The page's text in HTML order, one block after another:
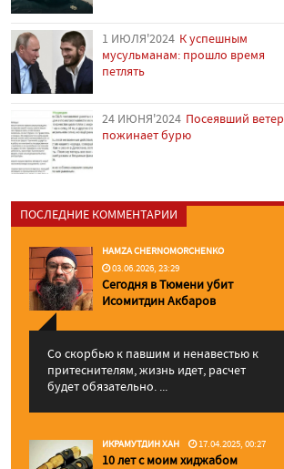
1 ИЮЛЯ'2024 К успешным
мусульманам: прошло время
петлять
24 ИЮНЯ'2024 Посеявший ветер
пожинает бурю
ПОСЛЕДНИЕ КОММЕНТАРИИ
HAMZA CHERNOMORCHENKO
03.06.2026, 23:29
Сегодня в Тюмени убит
Исомитдин Акбаров
Со скорбью к павшим и ненавестью к
притеснителям, жизнь идет, расчет
будет обязательно. ...
ИКРАМУТДИН ХАН 17.04.2025, 00:27
10 лет с моим хиджабом